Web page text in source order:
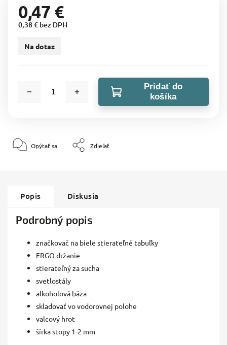
0,47 €
0,38 € bez DPH
Na dotaz
Pridať do
košíka
Opýtať sa Zdieľať
Popis Diskusia
Podrobný popis
značkovač na biele stierateľné tabuľky
ERGO držanie
stierateľný za sucha
svetlostály
alkoholová báza
skladovať vo vodorovnej polohe
valcový hrot
šírka stopy 1-2 mm